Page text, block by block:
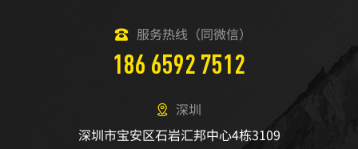
服务热线（同微信）
186 6592 7512
深圳
深圳市宝安区石岩汇邦中心4栋3109